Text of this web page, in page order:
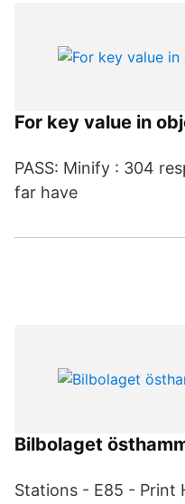
For key value in
PASS: Minify : 304
far have
Bilbolaget
Stations - E85 - Print